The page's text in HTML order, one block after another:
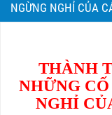
NGỪNG NGHỈ CỦA
THÀNH
NHỮNG
NGHỈ